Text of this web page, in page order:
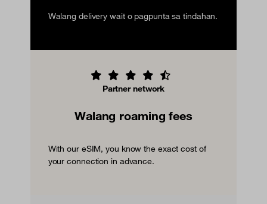
Walang delivery wait o pagpunta sa tindahan.
Partner network
Walang roaming fees
With our eSIM, you know the exact cost of
your connection in advance.